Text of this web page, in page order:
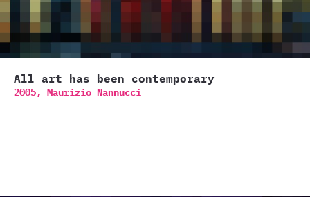
All art has been contemporary
2005, Maurizio Nannucci